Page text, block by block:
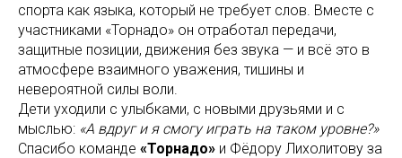
спорта как языка, который не требует слов. Вместе с
участниками «Торнадо» он отработал передачи,
защитные позиции, движения без звука — и всё это в
атмосфере взаимного уважения, тишины и
невероятной силы воли.
Дети уходили с улыбками, с новыми друзьями и с
мыслью: «А вдруг и я смогу играть на таком уровне?»
Спасибо команде «Торнадо» и Фёдору Лихолитову за